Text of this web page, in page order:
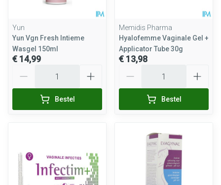
Yun
Yun Vgn Fresh Intieme
Wasgel 150ml
€ 14,99
Bestel
Memidis Pharma
Hyalofemme Vaginale Gel +
Applicator Tube 30g
€ 13,98
Bestel